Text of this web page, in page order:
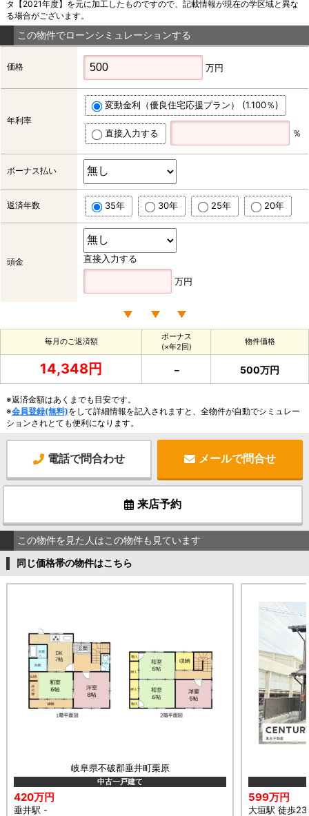
タ【2021年度】を元に加工したものですので、記載情報が現在の学区域と異な
る場合がございます。
この物件でローンシミュレーションする
価格 万円
年利率
変動金利（優良住宅応援プラン） (1.100％)
直接入力する ％
ボーナス払い
返済年数 35年 30年 25年 20年
頭金 直接入力する
万円
毎月のご返済額
ボーナス
(×年2回)
物件価格
14,348円 － 500万円
※返済金額はあくまでも目安です。
※会員登録(無料)をして詳細情報を記入されますと、全物件が自動でシミュレー
ションされとても便利になります。
電話で問合わせ メールで問合せ
来店予約
この物件を見た人はこの物件も見ています
同じ価格帯の物件はこちら
岐阜県不破郡垂井町栗原
中古一戸建て
420万円
垂井駅 -
599万円
大垣駅 徒歩23